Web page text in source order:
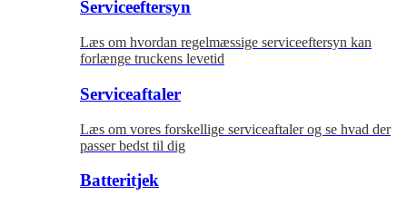
Serviceeftersyn
Læs om hvordan regelmæssige serviceeftersyn kan
forlænge truckens levetid
Serviceaftaler
Læs om vores forskellige serviceaftaler og se hvad der
passer bedst til dig
Batteritjek